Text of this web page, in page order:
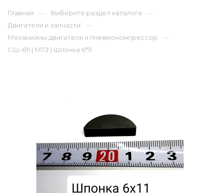
Главная — Выберите раздел каталога —
Двигатели и запчасти —
Механизмы двигателя и пневмокомпрессор —
СШ-611 ( МТЗ ) Шпонка 6*11